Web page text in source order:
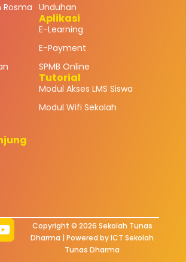
Rosma Unduhan
Aplikasi
E-Learning
E-Payment
SPMB Online
Tutorial
Modul Akses LMS Siswa
Modul Wifi Sekolah
Copyright © 2026 Sekolah Tunas
Dharma | Powered by ICT Sekolah
Tunas Dharma